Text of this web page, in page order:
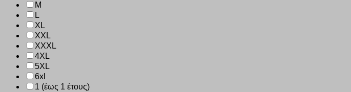
M
L
XL
XXL
XXXL
4XL
5XL
6xl
1 (έως 1 έτους)